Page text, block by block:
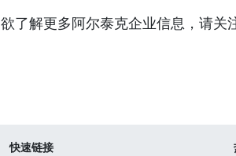
欲了解更多阿尔泰克企业信息，请关
快速链接